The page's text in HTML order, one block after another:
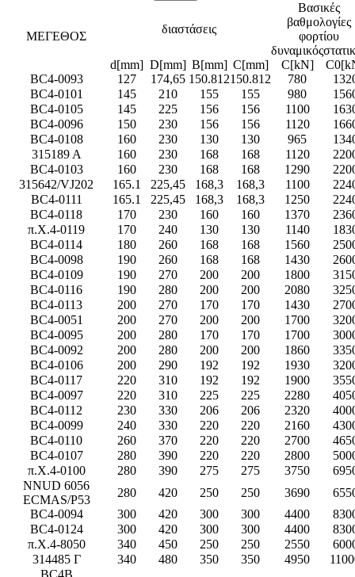
ΜΕΓΕΘΟΣ
διαστάσεις
Βασικές
βαθμολογίες
φορτίου
δυναμικός
d[mm] D[mm] B[mm] C[mm] C[kN]
BC4-0093
127 174,65 150.812150.812 780
BC4-0101
145 210 155 155 980
BC4-0105
145 225 156 156 1100
BC4-0096
150 230 156 156 1120
BC4-0108
160 230 130 130 965
315189 Α
160 230 168 168 1120
BC4-0103
160 230 168 168 1290
315642/VJ202
165.1 225,45 168,3 168,3 1100
BC4-0111
165.1 225,45 168,3 168,3 1250
BC4-0118
170 230 160 160 1370
π.Χ.4-0119
170 240 130 130 1140
BC4-0114
180 260 168 168 1560
BC4-0098
190 260 168 168 1430
BC4-0109
190 270 200 200 1800
BC4-0116
190 280 200 200 2080
BC4-0113
200 270 170 170 1430
BC4-0051
200 270 200 200 1700
BC4-0095
200 280 170 170 1700
BC4-0092
200 280 200 200 1860
BC4-0106
200 290 192 192 1930
BC4-0117
220 310 192 192 1900
BC4-0097
220 310 225 225 2280
BC4-0112
230 330 206 206 2320
BC4-0099
240 330 220 220 2160
BC4-0110
260 370 220 220 2700
BC4-0107
280 390 220 220 2800
π.Χ.4-0100
280 390 275 275 3750
NNUD 6056
ECMAS/P53
280 420 250 250 3690
BC4-0094
300 420 300 300 4400
BC4-0124
300 420 300 300 4400
π.Χ.4-8050
340 450 250 250 2550
314485 Γ
340 480 350 350 4950